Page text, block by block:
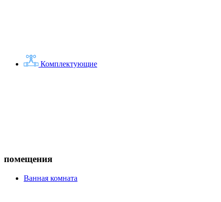
Комплектующие
помещения
Ванная комната